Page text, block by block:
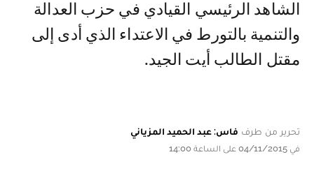
الشاهد الرئيسي القيادي في حزب العدالة
والتنمية بالتورط في الاعتداء الذي أدى إلى
مقتل الطالب أيت الجيد.
تحرير من طرف فاس: عبد الحميد المزياني
في 04/11/2015 على الساعة 14:00